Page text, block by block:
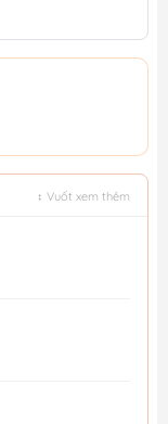
↕ Vuốt xem thêm